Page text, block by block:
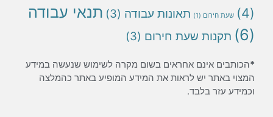
תאונות עבודה(3) תנאי עבודה
שעת חירום(3)
אחראים בשום מקרה לשימוש שנעשה במידע
יש לראות את המידע המופיע באתר כהמלצה
בלבד.